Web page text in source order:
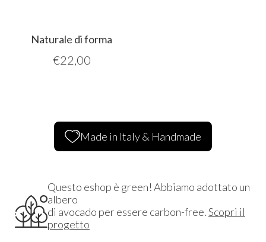
Naturale di forma
€22,00
Made in Italy & Handmade
Questo eshop è green! Abbiamo adottato un
albero
di avocado per essere carbon-free.Scopri il
progetto